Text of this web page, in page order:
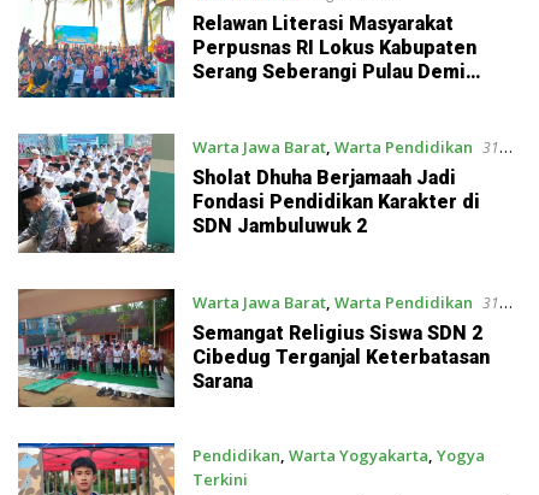
Relawan Literasi Masyarakat
Perpusnas RI Lokus Kabupaten
Serang Seberangi Pulau Demi
Warta Jawa Barat, Warta Pendidikan 31
Juli 2026
Sholat Dhuha Berjamaah Jadi
Fondasi Pendidikan Karakter di
SDN Jambuluwuk 2
Warta Jawa Barat, Warta Pendidikan 31
Juli 2026
Semangat Religius Siswa SDN 2
Cibedug Terganjal Keterbatasan
Sarana
Pendidikan, Warta Yogyakarta, Yogya
Terkini